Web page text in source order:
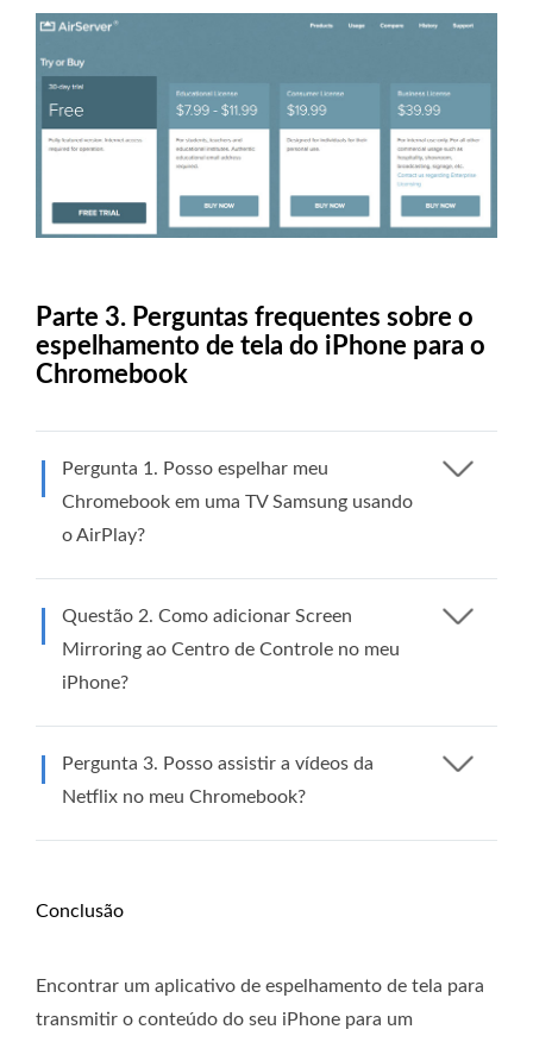
Parte 3. Perguntas frequentes sobre o
espelhamento de tela do iPhone para o
Chromebook
Pergunta 1. Posso espelhar meu
Chromebook em uma TV Samsung usando
o AirPlay?
Questão 2. Como adicionar Screen
Mirroring ao Centro de Controle no meu
iPhone?
Pergunta 3. Posso assistir a vídeos da
Netflix no meu Chromebook?
Conclusão
Encontrar um aplicativo de espelhamento de tela para
transmitir o conteúdo do seu iPhone para um